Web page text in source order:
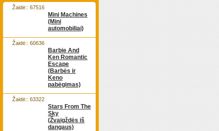
Mini Machines
(Mini
automobiliai)
Žaidė:: 67516
Barbie And
Ken Romantic
Escape
(Barbės ir
Keno
pabėgimas)
Žaidė:: 60636
Stars From The
Sky
(Žvaigždės iš
dangaus)
Žaidė:: 63322